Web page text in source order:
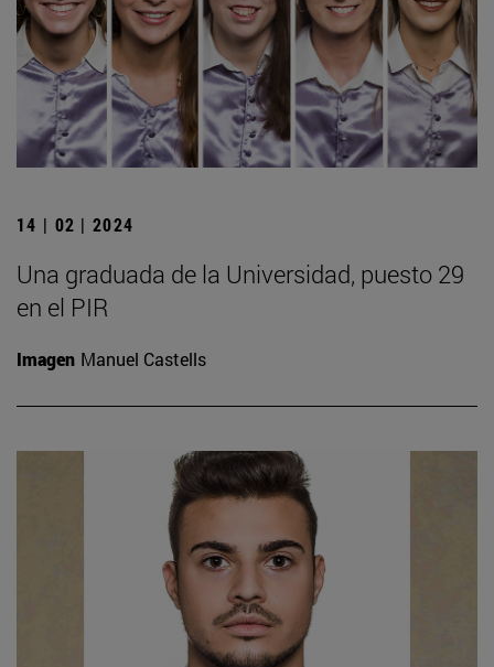
14 | 02 | 2024
Una graduada de la Universidad, puesto 29
en el PIR
Imagen Manuel Castells